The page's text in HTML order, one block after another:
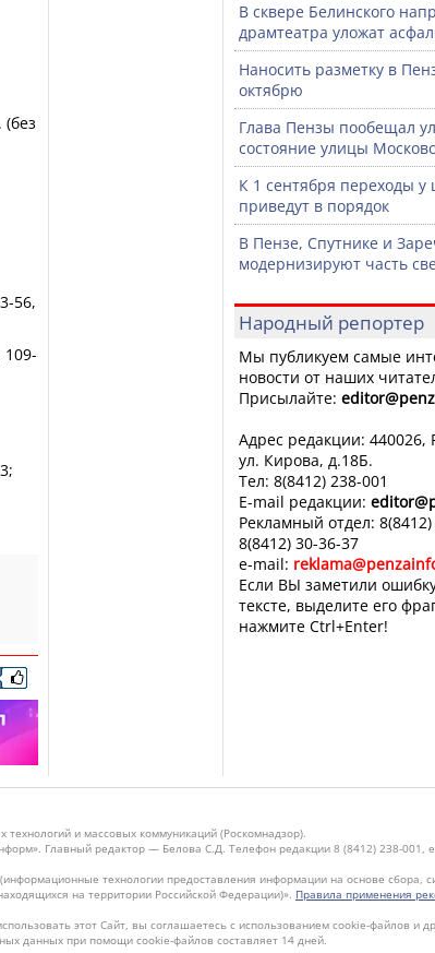
56,
109-
В сквере Белинского
драмтеатра уложат
Наносить разметку в
октябрю
Глава Пензы пообещал
состояние улицы
К 1 сентября переходы у
приведут в порядок
В Пензе, Спутнике и
модернизируют часть
Народный репортер
Мы публикуем самые
новости от наших
Присылайте: editor
Адрес редакции: 440026,
ул. Кирова, д.18Б.
Тел: 8(8412) 238-001
E-mail редакции: editor
Рекламный отдел:
8(8412) 30-36-37
e-mail:
Если ВЫ заметили
тексте, выделите его
нажмите Ctrl+Enter!
и массовых коммуникаций (Роскомнадзор).
Главный редактор — Белова С.Д. Телефон редакции 8 (8412) 238-001,
технологии предоставления информации на основе сбора,
на территории Российской Федерации)». Правила применения
этот Сайт, вы соглашаетесь с использованием cookie-файлов и
данных при помощи cookie-файлов составляет 14 дней.